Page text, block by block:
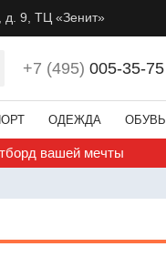
д. 9, ТЦ «Зенит»
+7 (495) 005-35-75
ОДЕЖДА ОБУВЬ
вашей мечты